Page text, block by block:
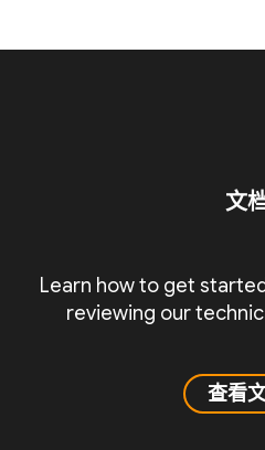
文
Learn how to get
reviewing our
查看